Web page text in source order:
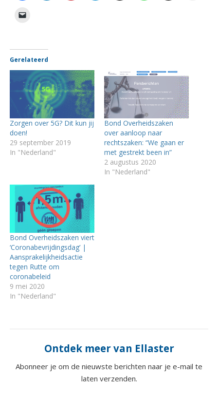
Gerelateerd
Zorgen over 5G? Dit kun jij
doen!
29 september 2019
In "Nederland"
Bond Overheidszaken
over aanloop naar
rechtszaken: “We gaan er
met gestrekt been in”
2 augustus 2020
In "Nederland"
Bond Overheidszaken viert
‘Coronabevrijdingsdag’ |
Aansprakelijkheidsactie
tegen Rutte om
coronabeleid
9 mei 2020
In "Nederland"
Ontdek meer van Ellaster
Abonneer je om de nieuwste berichten naar je e-mail te
laten verzenden.